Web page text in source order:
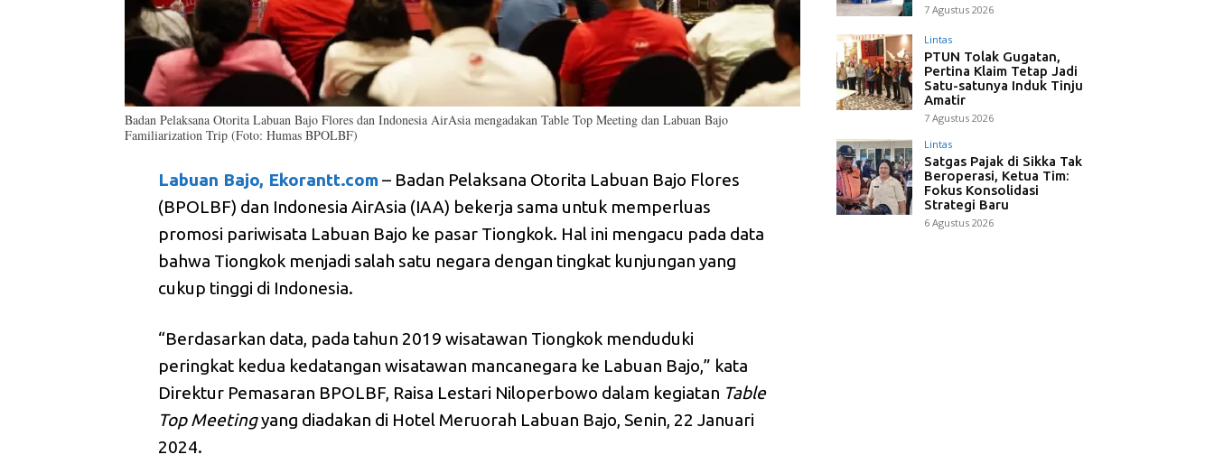
Badan Pelaksana Otorita Labuan Bajo Flores dan Indonesia AirAsia mengadakan Table Top Meeting dan Labuan Bajo
Familiarization Trip (Foto: Humas BPOLBF)
Labuan Bajo, Ekorantt.com– Badan Pelaksana Otorita Labuan Bajo Flores
(BPOLBF) dan Indonesia AirAsia (IAA) bekerja sama untuk memperluas
promosi pariwisata Labuan Bajo ke pasar Tiongkok. Hal ini mengacu pada data
bahwa Tiongkok menjadi salah satu negara dengan tingkat kunjungan yang
cukup tinggi di Indonesia.
“Berdasarkan data, pada tahun 2019 wisatawan Tiongkok menduduki
peringkat kedua kedatangan wisatawan mancanegara ke Labuan Bajo,” kata
Direktur Pemasaran BPOLBF, Raisa Lestari Niloperbowo dalam kegiatan Table
Top Meetingyang diadakan di Hotel Meruorah Labuan Bajo, Senin, 22 Januari
2024.
7 Agustus 2026
Lintas
PTUN Tolak Gugatan,
Pertina Klaim Tetap Jadi
Satu-satunya Induk Tinju
Amatir
7 Agustus 2026
Lintas
Satgas Pajak di Sikka Tak
Beroperasi, Ketua Tim:
Fokus Konsolidasi
Strategi Baru
6 Agustus 2026